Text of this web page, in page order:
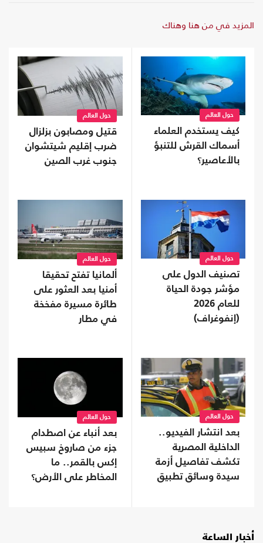
المزيد في من هنا وهناك
حول العالم
كيف يستخدم العلماء
أسماك القرش للتنبؤ
بالأعاصير؟
حول العالم
قتيل ومصابون بزلزال
ضرب إقليم شيتشوان
جنوب غرب الصين
حول العالم
تصنيف الدول على
مؤشر جودة الحياة
للعام 2026
(إنفوغراف)
حول العالم
ألمانيا تفتح تحقيقا
أمنيا بعد العثور على
طائرة مسيرة مفخخة
في مطار
حول العالم
بعد انتشار الفيديو..
الداخلية المصرية
تكشف تفاصيل أزمة
سيدة وسائق تطبيق
حول العالم
بعد أنباء عن اصطدام
جزء من صاروخ سبيس
إكس بالقمر.. ما
المخاطر على الأرض؟
أخبار الساعة